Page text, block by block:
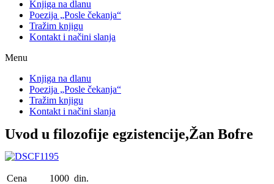
Knjiga na dlanu
Poezija „Posle čekanja“
Tražim knjigu
Kontakt i načini slanja
Menu
Knjiga na dlanu
Poezija „Posle čekanja“
Tražim knjigu
Kontakt i načini slanja
Uvod u filozofije egzistencije,Žan Bofre
Cena 1000 din.